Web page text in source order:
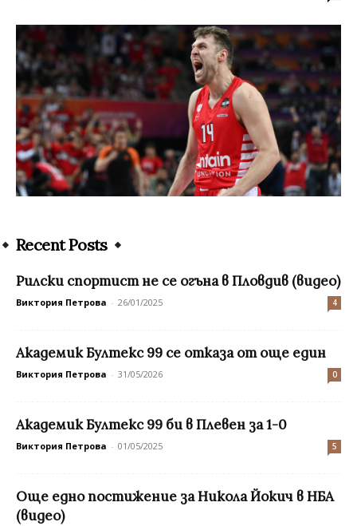
Recent Posts
Рилски спортист не се огъна в Пловдив (видео)
Виктория Петрова - 26/01/2025 4
Академик Бултекс 99 се отказа от още един
Виктория Петрова - 31/05/2026 0
Академик Бултекс 99 би в Плевен за 1-0
Виктория Петрова - 01/05/2025 5
Още едно постижение за Никола Йокич в НБА
(видео)